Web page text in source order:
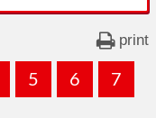
print
,
固
5 ,
固
6 ,
固
7